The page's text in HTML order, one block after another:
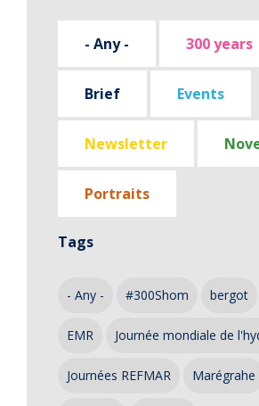
- Any - 300 years
Brief Events
Newsletter
Portraits
Tags
- Any - #300Shom bergot
EMR Journée mondiale de
Journées REFMAR Marégrahe